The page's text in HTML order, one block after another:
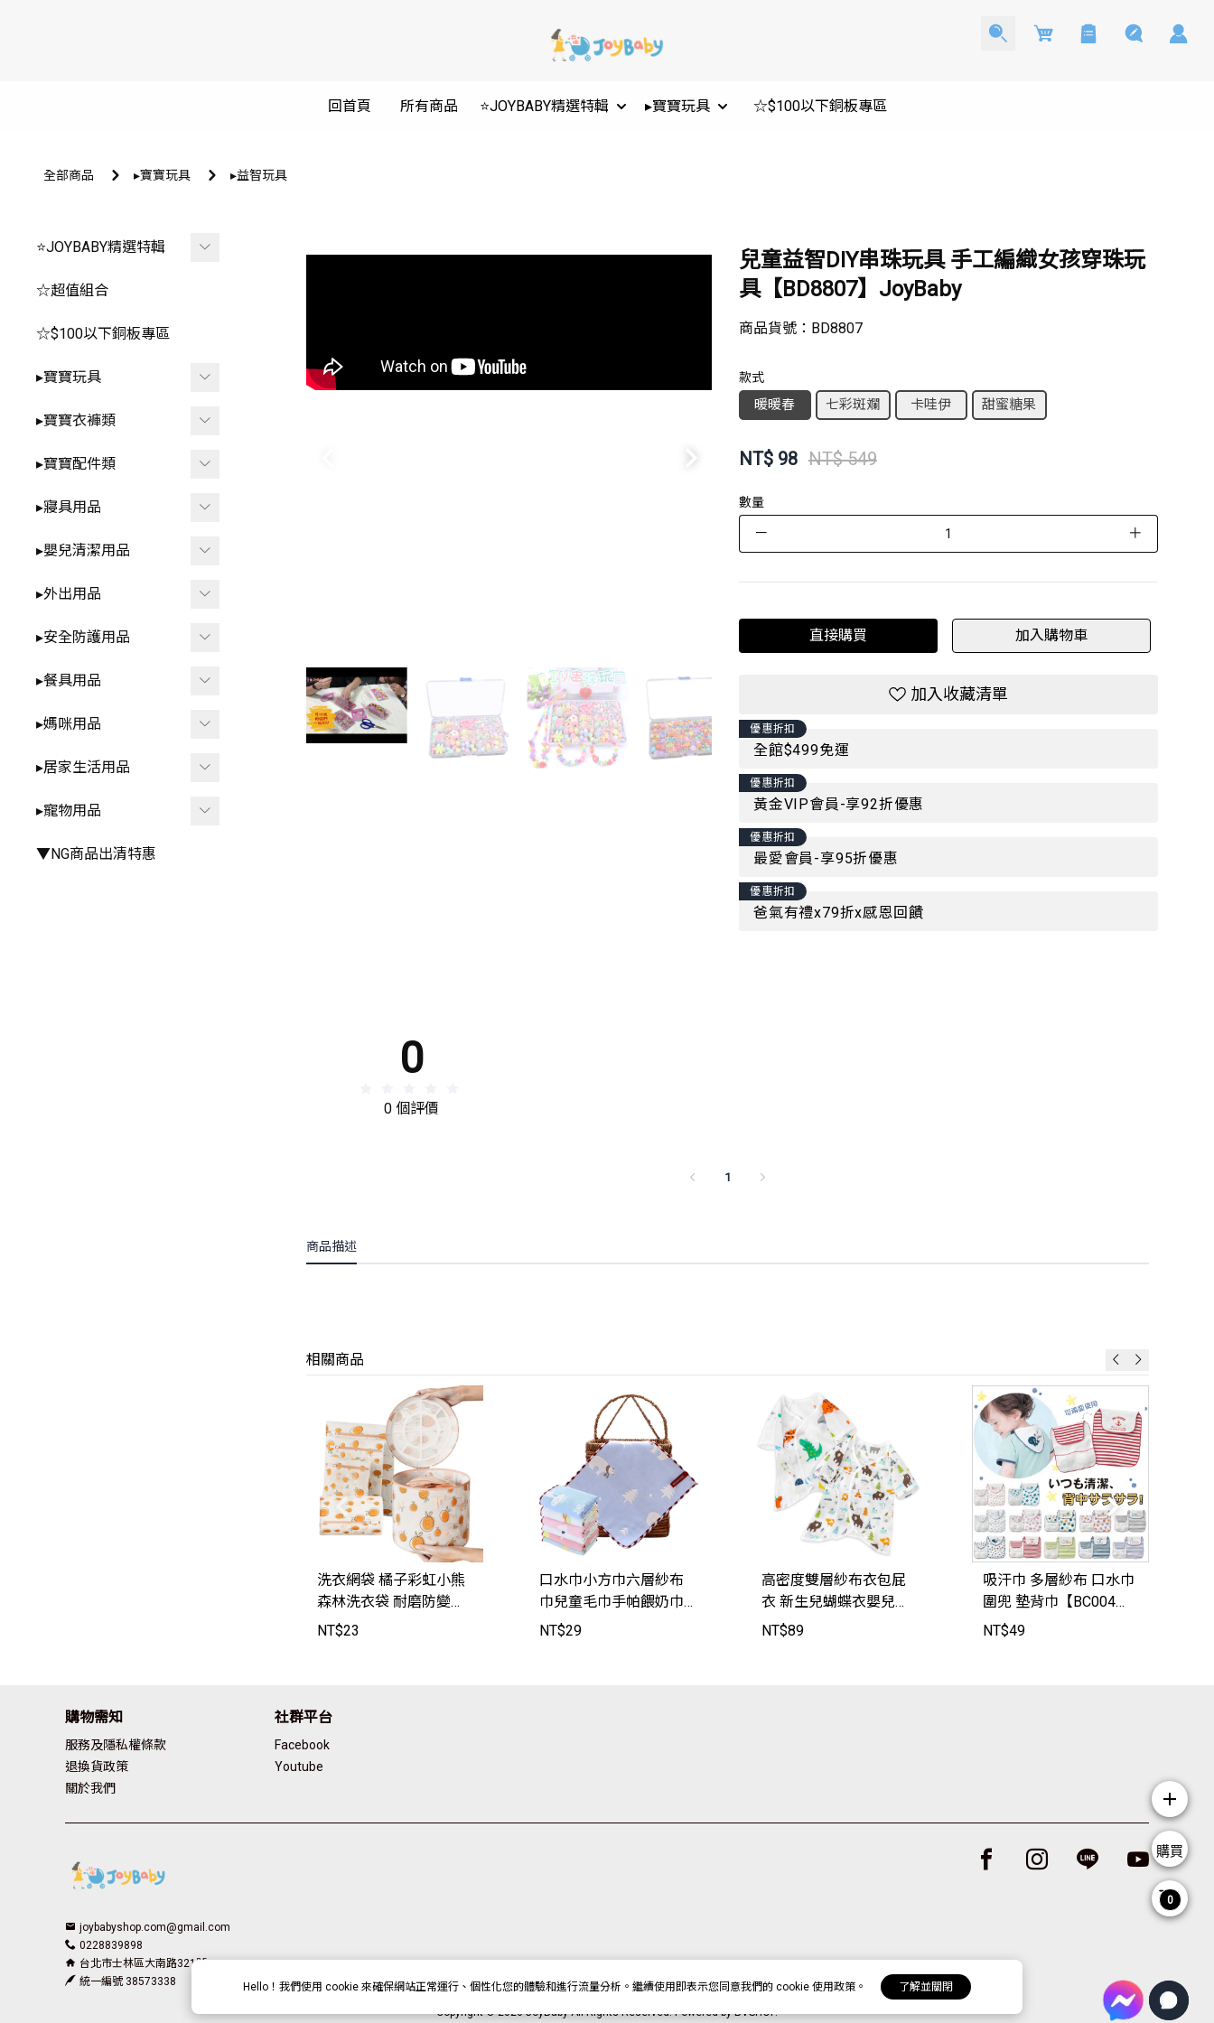
Cart
回首頁 所有商品 ⭐JOYBABY精選特輯 ▸寶寶玩具 ☆$100以下銅板專區
Hello！我們使用 cookie 來確保網站正常運行、個性化您的體驗和進行流量分析。繼續使用即表示您同意我們的 cookie 使用政策。 了解並關閉
全部商品 ▸寶寶玩具 ▸益智玩具
⭐JOYBABY精選特輯
🐳春夏品看這邊🐳
🔥推薦玩具區
- *2-3歲⧸聲光.探索.益
智
Y.早教學習
🍼 清新奶油系BABY用品
▸雨季防水.我不怕
☆超值組合
☆$100以下銅板專區
▸寶寶玩具
▸洗澡⧸戲水玩具
▸益智玩具
▸安撫玩具⧸娃娃
▸咬咬固齒器
▸遙控玩具
▸寶寶衣褲類
▸春夏童裝
衣.褲子
▸秋冬童裝
子
▸ 拉拉褲 ⧸ 學習褲
▸兒童泳裝
▸寶寶配件類
▸圍兜⧸口水巾
▸髮飾⧸髮夾⧸髮圈
▸學步鞋
▸帽子
▸其他配件
▸寢具用品
▸包巾⧸蓋毯⧸保暖睡袋
▸枕頭⧸抱枕
▸防踢被
▸ 床圍⧸床邊收納
▸防濕尿墊
▸嬰兒清潔用品
▸洗澡用品
▸奶瓶刷⧸奶嘴盒
▸指甲剪
▸外出用品
▸保暖披風
▸背巾⧸背帶
▸其他外出用品
▸手推車周邊
▸安全防護用品
▸其他防護用品
▸各式安全鎖
▸餐具用品
▸學飲杯
▸碗⧸盤⧸餐盒
▸媽咪用品
▸擠乳器⧸集乳器
▸內衣⧸內褲
▸居家生活用品
▸紋身貼紙
▸廚房⧸浴室相關
▸寵物用品
▸外出用品
▼NG商品出清特惠
兒童益智DIY串珠玩具 手工編織女孩穿珠玩
具【BD8807】JoyBaby
商品貨號： BD8807
款式
暖暖春 七彩斑斕 卡哇伊 甜蜜糖果
NT$98 NT$ 549
數量
－ ＋
直接購買 加入購物車
加入收藏清單
優惠折扣
全館$499免運
優惠折扣
黃金VIP會員-享92折優惠
優惠折扣
最愛會員-享95折優惠
優惠折扣
爸氣有禮x79折x感恩回饋
0
0 個評價
1
商品描述
洗衣網袋 橘子彩虹小熊
森林洗衣袋 耐磨防變形
防勾紗 洗潔袋 旅遊收納
NT$23
口水巾小方巾六層紗布
巾兒童毛巾手帕餵奶巾
【HY2004】JoyBaby
NT$29
高密度雙層紗布衣包屁
衣 新生兒蝴蝶衣嬰兒裝
【BB1072】JoyBaby
NT$89
吸汗巾 多層紗布 口水巾
圍兜 墊背巾【BC004
4】JoyBaby
NT$49
相關商品
購物需知
服務及隱私權條款
退換貨政策
關於我們
社群平台
Facebook
Youtube
joybabyshop.com@gmail.com
0228839898
台北市士林區大南路321號
統一編號 38573338
Facebook page
Instagram page
Line pageYoutube
Copyright © 2026 JoyBaby All Rights Reserved.Powered byBVSHOP.
add
購買
0